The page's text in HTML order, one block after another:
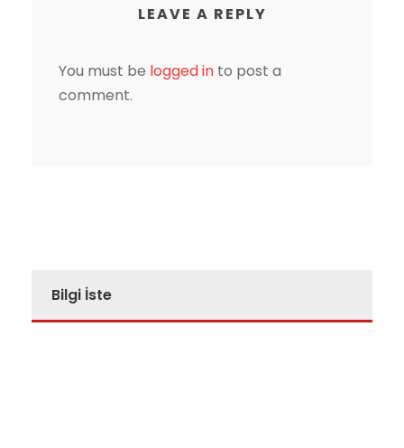
LEAVE A REPLY
You must be logged in to post a
comment.
Bilgi İste